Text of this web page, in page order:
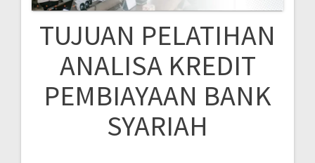
TUJUAN PELATIHAN
ANALISA KREDIT
PEMBIAYAAN BANK
SYARIAH